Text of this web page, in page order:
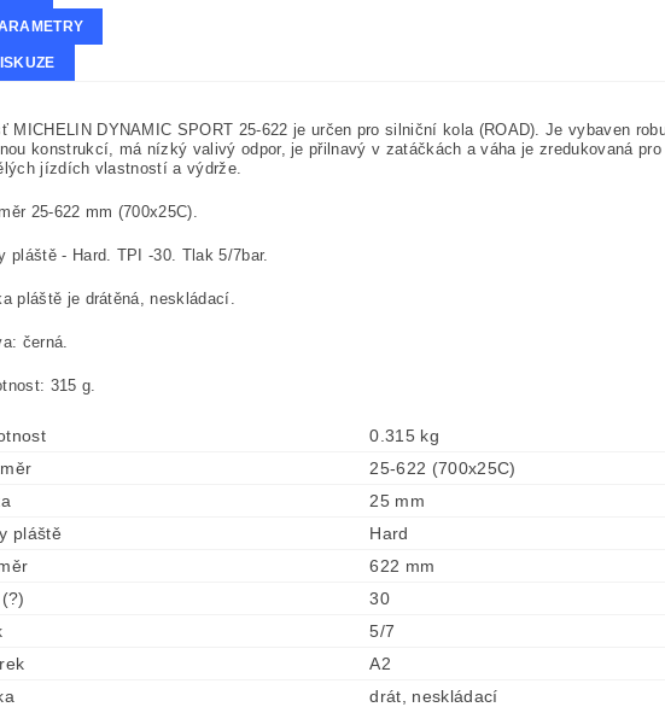
MICHELIN DYNAMIC SPORT 25-622 je určen pro silniční kola (ROAD). Je vybaven
konstrukcí, má nízký valivý odpor, je přilnavý v zatáčkách a váha je zredukovaná
jízdích vlastností a výdrže.
25-622 mm (700x25C).
pláště - Hard. TPI -30. Tlak 5/7bar.
pláště je drátěná, neskládací.
černá.
315 g.
0.315 kg
25-622 (700x25C)
25 mm
pláště
Hard
622 mm
30
5/7
A2
drát, neskládací